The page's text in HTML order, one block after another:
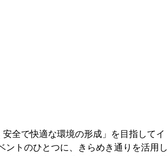
全で快適な環境の形成」を目指してイ
トのひとつに、きらめき通りを活用し